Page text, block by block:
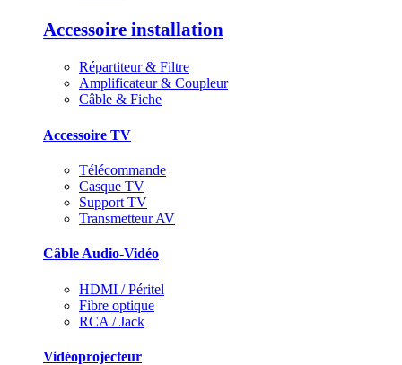
Accessoire installation
Répartiteur & Filtre
Amplificateur & Coupleur
Câble & Fiche
Accessoire TV
Télécommande
Casque TV
Support TV
Transmetteur AV
Câble Audio-Vidéo
HDMI / Péritel
Fibre optique
RCA / Jack
Vidéoprojecteur